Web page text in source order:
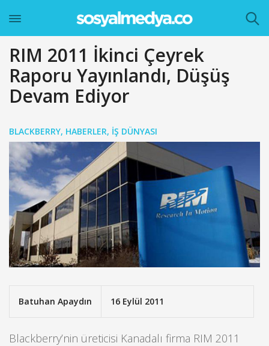
RIM 2011 İkinci Çeyrek
Raporu Yayınlandı, Düşüş
Devam Ediyor
BLACKBERRY, HABERLER, İŞ DÜNYASI
Batuhan Apaydın 16 Eylül 2011
Blackberry’nin üreticisi Kanadalı firma RIM 2011